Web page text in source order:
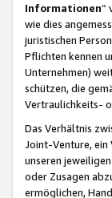
Informationen“
wie dies
juristischen
Pflichten kennen
Unternehmen)
schützen, die
Vertraulichkeits-
Das Verhältnis
Joint-Venture, ein
unseren
oder Zusagen
ermöglichen,